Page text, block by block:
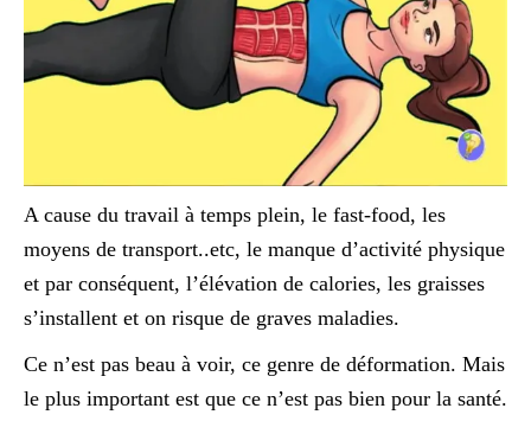
A cause du travail à temps plein, le fast-food, les
moyens de transport..etc, le manque d’activité physique
et par conséquent, l’élévation de calories, les graisses
s’installent et on risque de graves maladies.
Ce n’est pas beau à voir, ce genre de déformation. Mais
le plus important est que ce n’est pas bien pour la santé.